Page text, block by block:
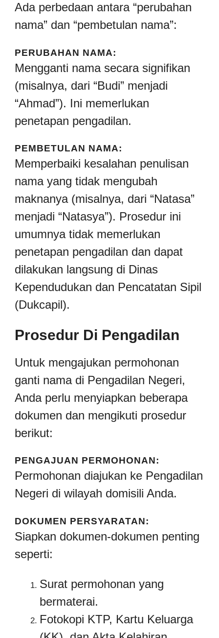
Ada perbedaan antara “perubahan
nama” dan “pembetulan nama”:
PERUBAHAN NAMA:
Mengganti nama secara signifikan
(misalnya, dari “Budi” menjadi
“Ahmad”). Ini memerlukan
penetapan pengadilan.
PEMBETULAN NAMA:
Memperbaiki kesalahan penulisan
nama yang tidak mengubah
maknanya (misalnya, dari “Natasa”
menjadi “Natasya”). Prosedur ini
umumnya tidak memerlukan
penetapan pengadilan dan dapat
dilakukan langsung di Dinas
Kependudukan dan Pencatatan Sipil
(Dukcapil).
Prosedur Di Pengadilan
Untuk mengajukan permohonan
ganti nama di Pengadilan Negeri,
Anda perlu menyiapkan beberapa
dokumen dan mengikuti prosedur
berikut:
PENGAJUAN PERMOHONAN:
Permohonan diajukan ke Pengadilan
Negeri di wilayah domisili Anda.
DOKUMEN PERSYARATAN:
Siapkan dokumen-dokumen penting
seperti:
Surat permohonan yang
bermaterai.
Fotokopi KTP, Kartu Keluarga